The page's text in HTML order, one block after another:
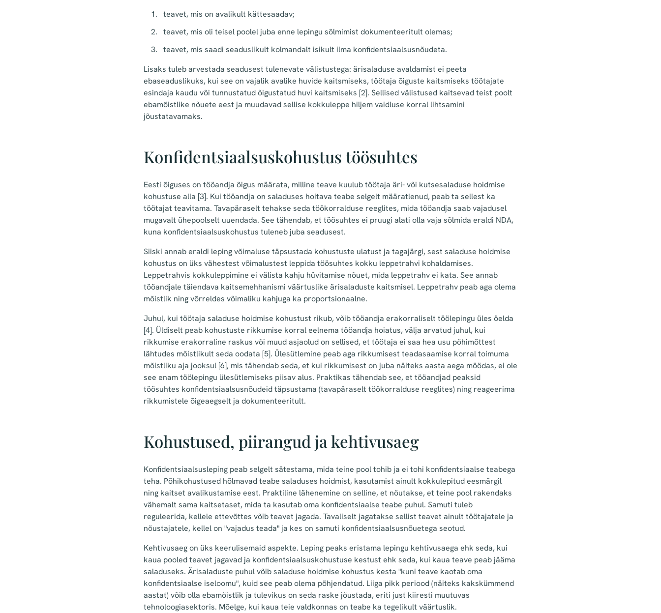
teavet, mis on avalikult kättesaadav;
teavet, mis oli teisel poolel juba enne lepingu sõlmimist dokumenteeritult olemas;
teavet, mis saadi seaduslikult kolmandalt isikult ilma konfidentsiaalsusnõudeta.
Lisaks tuleb arvestada seadusest tulenevate välistustega: ärisaladuse avaldamist ei peeta
ebaseaduslikuks, kui see on vajalik avalike huvide kaitsmiseks, töötaja õiguste kaitsmiseks töötajate
esindaja kaudu või tunnustatud õigustatud huvi kaitsmiseks [2]. Sellised välistused kaitsevad teist poolt
ebamõistlike nõuete eest ja muudavad sellise kokkuleppe hiljem vaidluse korral lihtsamini
jõustatavamaks.
Konfidentsiaalsuskohustus töösuhtes
Eesti õiguses on tööandja õigus määrata, milline teave kuulub töötaja äri- või kutsesaladuse hoidmise
kohustuse alla [3]. Kui tööandja on saladuses hoitava teabe selgelt määratlenud, peab ta sellest ka
töötajat teavitama. Tavapäraselt tehakse seda töökorralduse reeglites, mida tööandja saab vajadusel
mugavalt ühepoolselt uuendada. See tähendab, et töösuhtes ei pruugi alati olla vaja sõlmida eraldi NDA,
kuna konfidentsiaalsuskohustus tuleneb juba seadusest.
Siiski annab eraldi leping võimaluse täpsustada kohustuste ulatust ja tagajärgi, sest saladuse hoidmise
kohustus on üks vähestest võimalustest leppida töösuhtes kokku leppetrahvi kohaldamises.
Leppetrahvis kokkuleppimine ei välista kahju hüvitamise nõuet, mida leppetrahv ei kata. See annab
tööandjale täiendava kaitsemehhanismi väärtuslike ärisaladuste kaitsmisel. Leppetrahv peab aga olema
mõistlik ning võrreldes võimaliku kahjuga ka proportsionaalne.
Juhul, kui töötaja saladuse hoidmise kohustust rikub, võib tööandja erakorraliselt töölepingu üles öelda
[4]. Üldiselt peab kohustuste rikkumise korral eelnema tööandja hoiatus, välja arvatud juhul, kui
rikkumise erakorraline raskus või muud asjaolud on sellised, et töötaja ei saa hea usu põhimõttest
lähtudes mõistlikult seda oodata [5]. Ülesütlemine peab aga rikkumisest teadasaamise korral toimuma
mõistliku aja jooksul [6], mis tähendab seda, et kui rikkumisest on juba näiteks aasta aega möödas, ei ole
see enam töölepingu ülesütlemiseks piisav alus. Praktikas tähendab see, et tööandjad peaksid
töösuhtes konfidentsiaalsusnõudeid täpsustama (tavapäraselt töökorralduse reeglites) ning reageerima
rikkumistele õigeaegselt ja dokumenteeritult.
Kohustused, piirangud ja kehtivusaeg
Konfidentsiaalsusleping peab selgelt sätestama, mida teine pool tohib ja ei tohi konfidentsiaalse teabega
teha. Põhikohustused hõlmavad teabe saladuses hoidmist, kasutamist ainult kokkulepitud eesmärgil
ning kaitset avalikustamise eest. Praktiline lähenemine on selline, et nõutakse, et teine pool rakendaks
vähemalt sama kaitsetaset, mida ta kasutab oma konfidentsiaalse teabe puhul. Samuti tuleb
reguleerida, kellele ettevõttes võib teavet jagada. Tavaliselt jagatakse sellist teavet ainult töötajatele ja
nõustajatele, kellel on "vajadus teada" ja kes on samuti konfidentsiaalsusnõuetega seotud.
Kehtivusaeg on üks keerulisemaid aspekte. Leping peaks eristama lepingu kehtivusaega ehk seda, kui
kaua pooled teavet jagavad ja konfidentsiaalsuskohustuse kestust ehk seda, kui kaua teave peab jääma
saladuseks. Ärisaladuste puhul võib saladuse hoidmise kohustus kesta "kuni teave kaotab oma
konfidentsiaalse iseloomu", kuid see peab olema põhjendatud. Liiga pikk periood (näiteks kakskümmend
aastat) võib olla ebamõistlik ja tulevikus on seda raske jõustada, eriti just kiiresti muutuvas
tehnoloogiasektoris. Mõelge, kui kaua teie valdkonnas on teabe ka tegelikult väärtuslik.